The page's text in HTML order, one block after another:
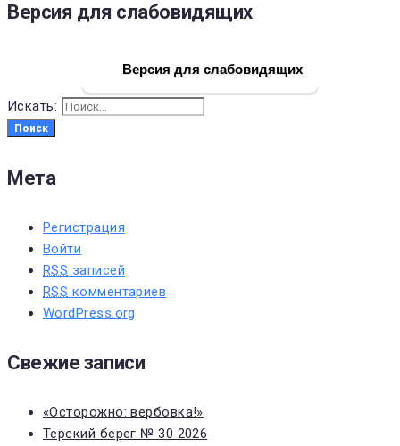
Версия для слабовидящих
Версия для слабовидящих
Искать:
Поиск
Мета
Регистрация
Войти
RSS записей
RSS комментариев
WordPress.org
Свежие записи
«Осторожно: вербовка!»
Терский берег № 30 2026